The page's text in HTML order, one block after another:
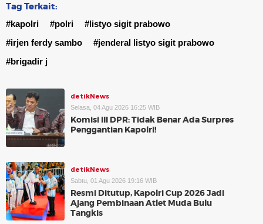
Tag Terkait:
#kapolri #polri
#listyo sigit prabowo
#irjen ferdy sambo
#jenderal listyo sigit prabowo
#brigadir j
detikNews
Selasa, 04 Agu 2026 16:25 WIB
Komisi III DPR: Tidak Benar Ada Surpres
Penggantian Kapolri!
detikNews
Sabtu, 01 Agu 2026 19:16 WIB
Resmi Ditutup, Kapolri Cup 2026 Jadi
Ajang Pembinaan Atlet Muda Bulu
Tangkis